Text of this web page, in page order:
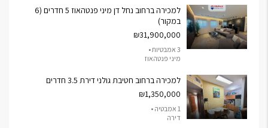
למכירה ברחוב נחל דן מיני פנטהאוז 5 חדרים (6
במקור)
₪31,900,000
3 אמבטיות •
מיני פנטהאוז
למכירה ברחוב חטיבת גולני דירת 3.5 חדרים
₪1,350,000
1 אמבטיה •
דירה